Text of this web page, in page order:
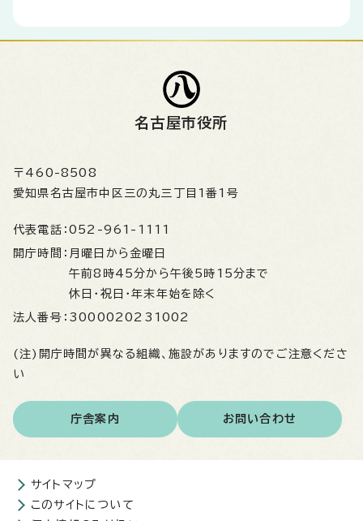
名古屋市役所
〒460-8508
愛知県名古屋市中区三の丸三丁目1番1号
代表電話： 052-961-1111
開庁時間： 月曜日から金曜日
午前8時45分から午後5時15分まで
休日・祝日・年末年始を除く
法人番号： 3000020231002
(注)開庁時間が異なる組織、施設がありますのでご注意くださ
い
庁舎案内 お問い合わせ
サイトマップ
このサイトについて